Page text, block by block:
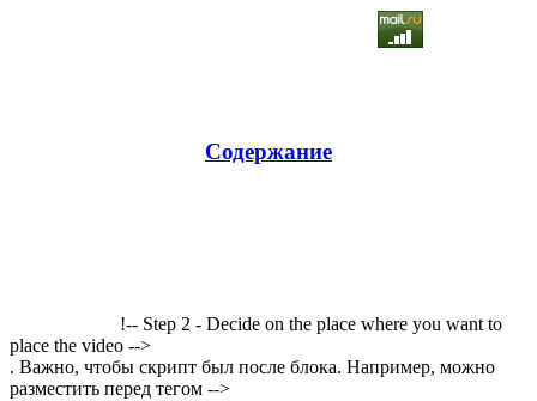
Содержание
!-- Step 2 - Decide on the place where you want to
place the video -->
. Важно, чтобы скрипт был после блока. Например, можно
разместить перед тегом -->